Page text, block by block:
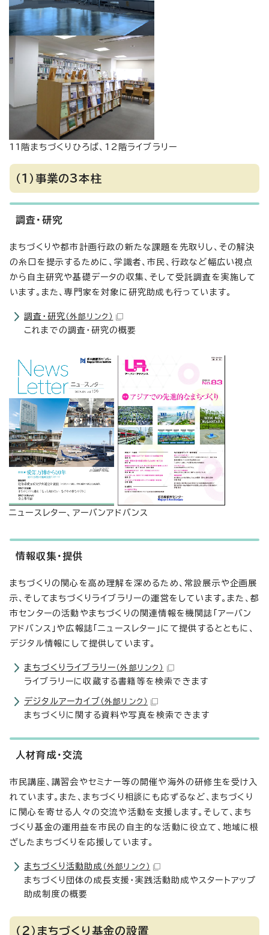
11階まちづくりひろば、12階ライブラリー
（1）事業の3本柱
調査・研究
まちづくりや都市計画行政の新たな課題を先取りし、その解決
の糸口を提示するために、学識者、市民、行政など幅広い視点
から自主研究や基礎データの収集、そして受託調査を実施して
います。また、専門家を対象に研究助成も行っています。
調査・研究 （外部リンク）
これまでの調査・研究の概要
ニュースレター、アーバンアドバンス
情報収集・提供
まちづくりの関心を高め理解を深めるため、常設展示や企画展
示、そしてまちづくりライブラリーの運営をしています。また、都
市センターの活動やまちづくりの関連情報を機関誌「アーバン
アドバンス」や広報誌「ニュースレター」にて提供するとともに、
デジタル情報にして提供しています。
まちづくりライブラリー （外部リンク）
ライブラリーに収蔵する書籍等を検索できます
デジタルアーカイブ （外部リンク）
まちづくりに関する資料や写真を検索できます
人材育成・交流
市民講座、講習会やセミナー等の開催や海外の研修生を受け入
れています。また、まちづくり相談にも応ずるなど、まちづくり
に関心を寄せる人々の交流や活動を支援します。そして、まち
づくり基金の運用益を市民の自主的な活動に役立て、地域に根
ざしたまちづくりを応援しています。
まちづくり活動助成 （外部リンク）
まちづくり団体の成長支援・実践活動助成やスタートアップ
助成制度の概要
（2）まちづくり基金の設置